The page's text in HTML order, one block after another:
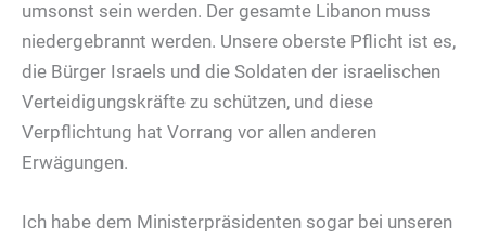
umsonst sein werden. Der gesamte Libanon muss
niedergebrannt werden. Unsere oberste Pflicht ist es,
die Bürger Israels und die Soldaten der israelischen
Verteidigungskräfte zu schützen, und diese
Verpflichtung hat Vorrang vor allen anderen
Erwägungen.
Ich habe dem Ministerpräsidenten sogar bei unseren